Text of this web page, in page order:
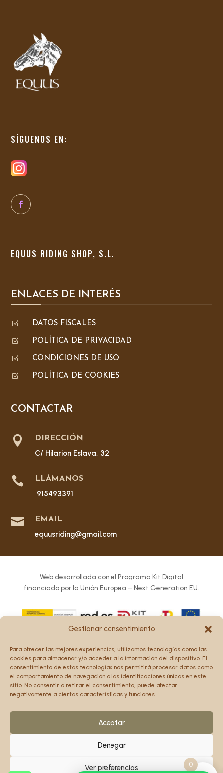
Gestionar consentimiento
Para ofrecer las mejores experiencias, utilizamos tecnologías como las
cookies para almacenar y/o acceder a la información del dispositivo. El
consentimiento de estas tecnologías nos permitirá procesar datos como
el comportamiento de navegación o las identificaciones únicas en este
sitio. No consentir o retirar el consentimiento, puede afectar
negativamente a ciertas características y funciones.
Aceptar
Denegar
Ver preferencias
SÍGUENOS EN:
EQUUS RIDING SHOP, S.L.
ENLACES DE INTERÉS
Z DATOS FISCALES
Z POLÍTICA DE PRIVACIDAD
Z CONDICIONES DE USO
Z POLÍTICA DE COOKIES
CONTACTAR
 DIRECCIÓN
C/ Hilarion Eslava, 32
 LLÁMANOS
915493391
 EMAIL
equusriding@gmail.com
Web desarrollada con el Programa Kit Digital
financiado por la Unión Europea – Next Generation EU.
son únicamente los del autor o autores y no reflejan
necesariamente los de la Unión Europea o la Comisión
Europea.
Ni la Unión Europea ni la Comisión Europea pueden ser
0